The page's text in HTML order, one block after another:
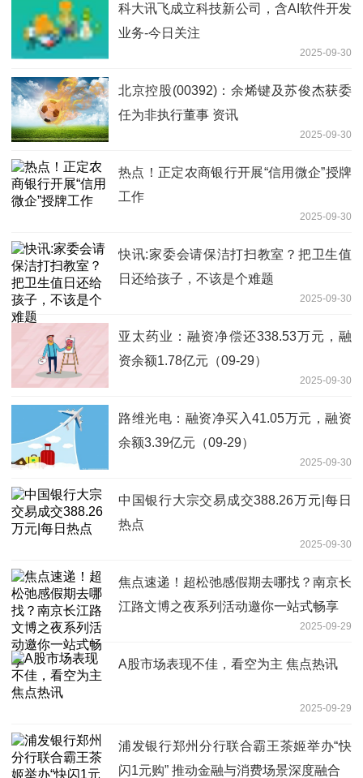
科大讯飞成立科技新公司，含AI软件开发
业务-今日关注
2025-09-30
北京控股(00392)：余烯键及苏俊杰获委
任为非执行董事 资讯
2025-09-30
热点！正定农商银行开展“信用微企”授牌
工作
2025-09-30
快讯:家委会请保洁打扫教室？把卫生值
日还给孩子，不该是个难题
2025-09-30
亚太药业：融资净偿还338.53万元，融
资余额1.78亿元（09-29）
2025-09-30
路维光电：融资净买入41.05万元，融资
余额3.39亿元（09-29）
2025-09-30
中国银行大宗交易成交388.26万元|每日
热点
2025-09-30
焦点速递！超松弛感假期去哪找？南京长
江路文博之夜系列活动邀你一站式畅享
2025-09-29
A股市场表现不佳，看空为主 焦点热讯
2025-09-29
浦发银行郑州分行联合霸王茶姬举办“快
闪1元购” 推动金融与消费场景深度融合